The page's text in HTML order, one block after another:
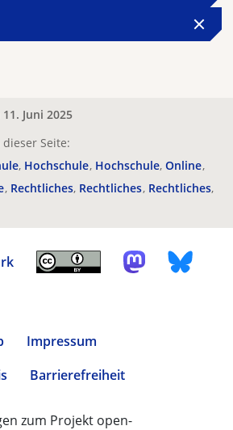
11. Juni 2025
Seite:
Hochschule Hochschule Online
Rechtliches Rechtliches Rechtliches
Impressum
Barrierefreiheit
zum Projekt open-